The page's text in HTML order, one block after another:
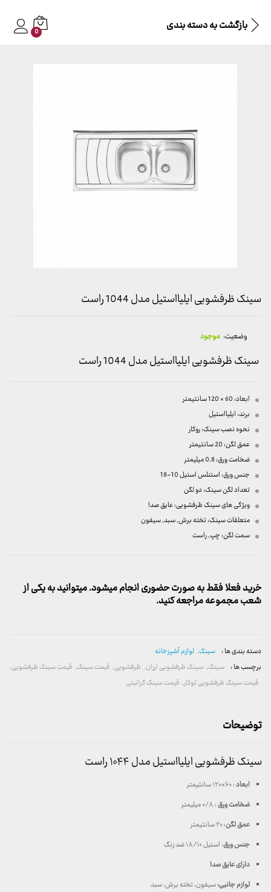
بازگشت بهدسته بندی 0
سینک ظرفشویی ایلیااستیل مدل 1044 راست
وضعیت: موجود
سینک ظرفشویی ایلیااستیل مدل 1044 راست
ابعاد: 60 × 120 سانتیمتر
برند: ایلیااستیل
نحوه نصب سینک: روکار
عمق لگن: 20 سانتیمتر
ضخامت ورق: 0.8 میلیمتر
جنس ورق: استنلس استیل 10-18
تعداد لگن سینک: دو لگن
ویژگی های سینک ظرفشویی: عایق صدا
متعلقات سینک: تخته برش, سبد, سیفون
سمت لگن: چپ, راست
خرید فعلا فقط به صورت حضوری انجام میشود. میتوانید به یکی از
شعب مجموعه مراجعه کنید.
دسته بندی ها : سینک, لوازم آشپزخانه
برچسب ها : سینک, سینک ظرفشویی ارزان, ظرفشویی, قیمت سینک, قیمت سینک ظرفشویی,
قیمت سینک ظرفشویی توکار, قیمت سینک گرانیتی
توضیحات
سینک ظرفشویی ایلیااستیل مدل ۱۰۴۴ راست
ابعاد: ۶۰×۱۲۰ سانتیمتر
ضخامت ورق: ۰/۸ میلیمتر
عمق لگن: ۲۰ سانتیمتر
جنس ورق: استیل ۱۸/۱۰ ضد زنگ
دارای عایق صدا
لوازم جانبی:سیفون، تخته برش، سبد